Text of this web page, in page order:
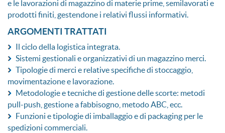
e le lavorazioni di magazzino di materie prime, semilavorati e
prodotti finiti, gestendone i relativi flussi informativi.
ARGOMENTI TRATTATI
Il ciclo della logistica integrata.
Sistemi gestionali e organizzativi di un magazzino merci.
Tipologie di merci e relative specifiche di stoccaggio,
movimentazione e lavorazione.
Metodologie e tecniche di gestione delle scorte: metodi
pull-push, gestione a fabbisogno, metodo ABC, ecc.
Funzioni e tipologie di imballaggio e di packaging per le
spedizioni commerciali.